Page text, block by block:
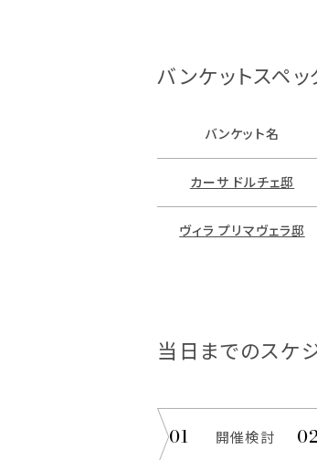
バンケットスペ
バンケット名
カーサ ドルチェ邸
ヴィラ プリマヴェラ邸
当日までのスケ
開催検討